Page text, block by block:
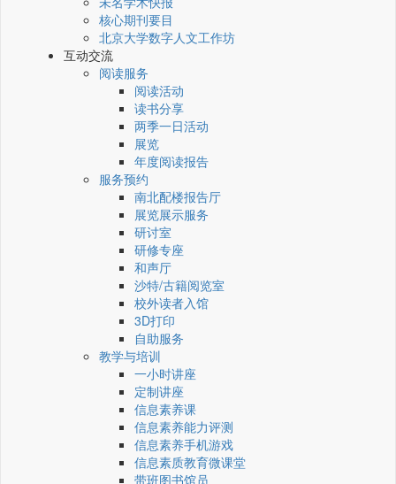
核心期刊要目
北京大学数字人文工作坊
互动交流
阅读服务
阅读活动
读书分享
两季一日活动
展览
年度阅读报告
服务预约
南北配楼报告厅
展览展示服务
研讨室
研修专座
和声厅
沙特/古籍阅览室
校外读者入馆
3D打印
自助服务
教学与培训
一小时讲座
定制讲座
信息素养课
信息素养能力评测
信息素养手机游戏
信息素质教育微课堂
带班图书馆员